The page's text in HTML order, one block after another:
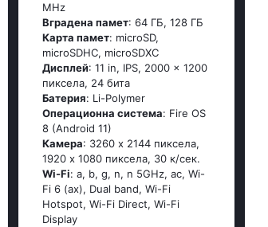
MHz
Вградена памет: 64 ГБ, 128 ГБ
Карта памет: microSD,
microSDHC, microSDXC
Дисплей: 11 in, IPS, 2000 x 1200
пиксела, 24 бита
Батерия: Li-Polymer
Операционна система: Fire OS
8 (Android 11)
Камера: 3260 x 2144 пиксела,
1920 x 1080 пиксела, 30 к/сек.
Wi-Fi: a, b, g, n, n 5GHz, ac, Wi-
Fi 6 (ax), Dual band, Wi-Fi
Hotspot, Wi-Fi Direct, Wi-Fi
Display